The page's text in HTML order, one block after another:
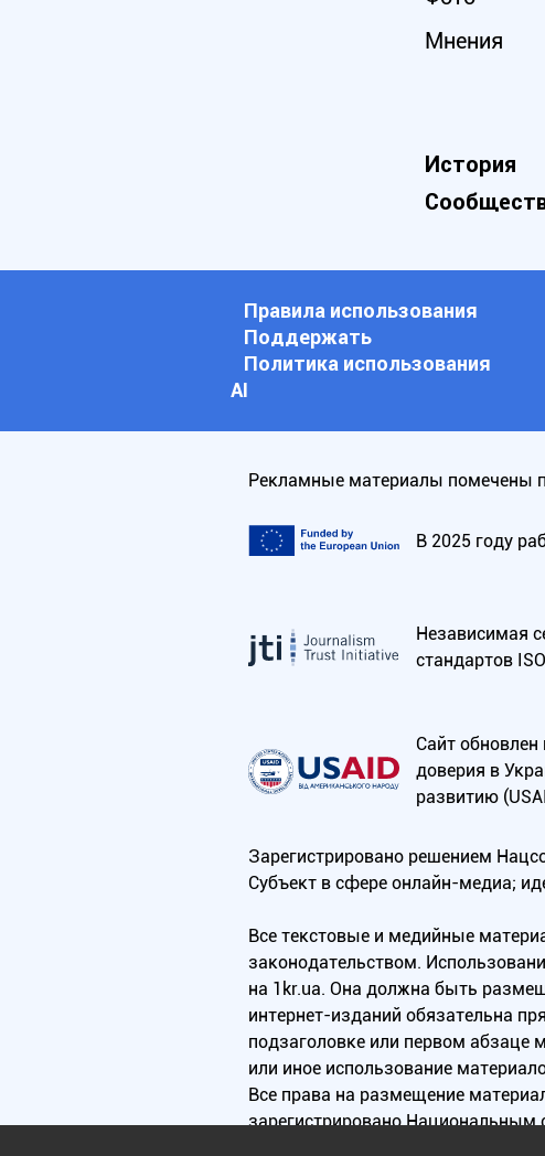
Мнения
История
Правила использования
Поддержать
Политика использования
АI
Рекламные материалы помечены
В 2025 году
Независимая
стандартов
Сайт обновлен
доверия в
развитию
Зарегистрировано решением
Субъект в сфере онлайн-медиа;
Все текстовые и медийные
законодательством.
на 1kr.ua. Она должна быть
интернет-изданий обязательна
подзаголовке или первом абзаце
или иное использование
Все права на размещение
зарегистрировано Национальным